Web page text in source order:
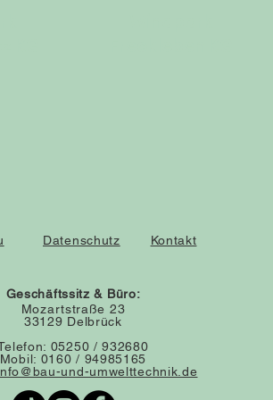
Datenschutz Kontakt
Geschäftssitz & Büro:
Mozartstraße 23
33129 Delbrück
05250 / 932680
Mobil: 0160 / 94985165
und-umwelttechnik.de